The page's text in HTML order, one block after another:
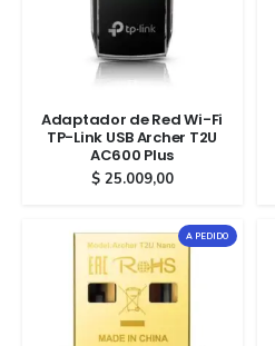
Adaptador de Red Wi-Fi
TP-Link USB Archer T2U
AC600 Plus
$25.009,00
A PEDIDO